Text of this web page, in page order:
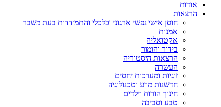
אודות
הרצאות
חוסן אישי נפשי ארגוני וכלכלי והתמודדות בעת משבר
אמנות
אקטואליה
בידור והומור
הרצאות היסטוריה
העשרה
זוגיות ומערכות יחסים
חדשנות מדע וטכנולוגיה
חינוך הורות וילדים
טבע וסביבה